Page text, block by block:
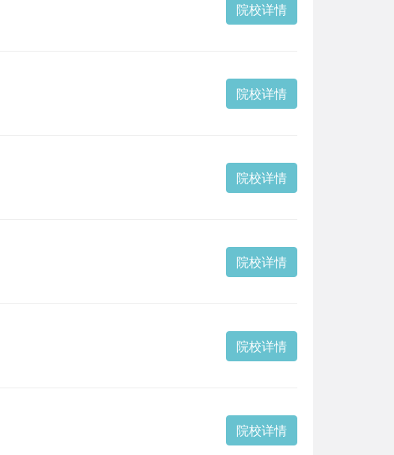
院校详情
院校详情
院校详情
院校详情
院校详情
院校详情